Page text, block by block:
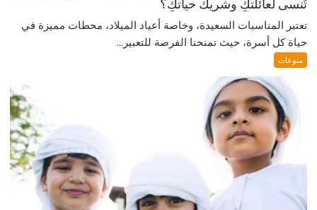
تُنسى لعائلتكِ وشريك حياتكِ؟
تعتبر المناسبات السعيدة، وخاصة أعياد الميلاد، محطات مميزة في
حياة كل أسرة، حيث تمنحنا الفرصة للتعبير...
منوعات